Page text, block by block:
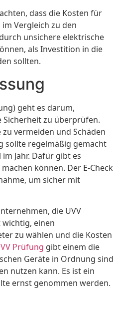
dass die Kosten für
Vergleich zu den
unsichere elektrische
als Investition in die
sollten.
geht es darum,
zu überprüfen.
vermeiden und Schäden
sollte regelmäßig gemacht
Jahr. Dafür gibt es
können. Der E-Check
um sicher mit
die UVV
wichtig, einen
zu wählen und die Kosten
Prüfung gibt einem die
Geräte in Ordnung sind
nutzen kann. Es ist ein
ernst genommen werden.